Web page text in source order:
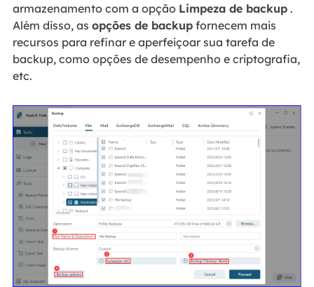
armazenamento com a opção Limpeza de backup.
Além disso, as opções de backupfornecem mais
recursos para refinar e aperfeiçoar sua tarefa de
backup, como opções de desempenho e criptografia,
etc.